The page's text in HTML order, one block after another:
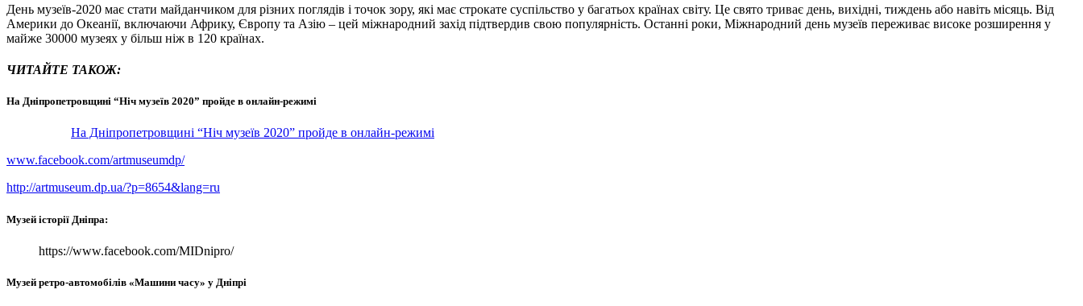
День музеїв-2020 має стати майданчиком для різних поглядів і точок зору, які має строкате суспільство у багатьох країнах світу. Це свято триває день, вихідні, тиждень або навіть місяць. Від
Америки до Океанії, включаючи Африку, Європу та Азію – цей міжнародний захід підтвердив свою популярність. Останні роки, Міжнародний день музеїв переживає високе розширення у
майже 30000 музеях у більш ніж в 120 країнах.
ЧИТАЙТЕ ТАКОЖ:
На Дніпропетровщині “Ніч музеїв 2020” пройде в онлайн-режимі
На Дніпропетровщині “Ніч музеїв 2020” пройде в онлайн-режимі
www.facebook.com/artmuseumdp/
http://artmuseum.dp.ua/?p=8654&lang=ru
Музей історії Дніпра:
https://www.facebook.com/MIDnipro/
Музей ретро-автомобілів «Машини часу» у Дніпрі